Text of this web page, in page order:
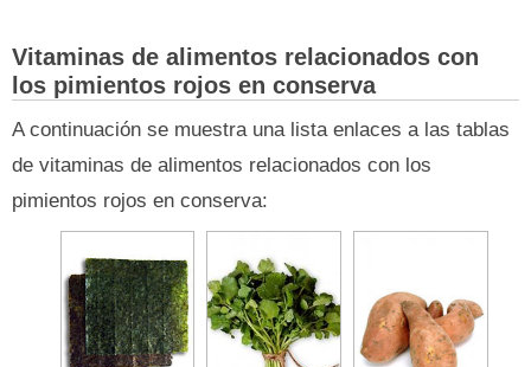
Vitaminas de alimentos relacionados con
los pimientos rojos en conserva
A continuación se muestra una lista enlaces a las tablas
de vitaminas de alimentos relacionados con los
pimientos rojos en conserva: